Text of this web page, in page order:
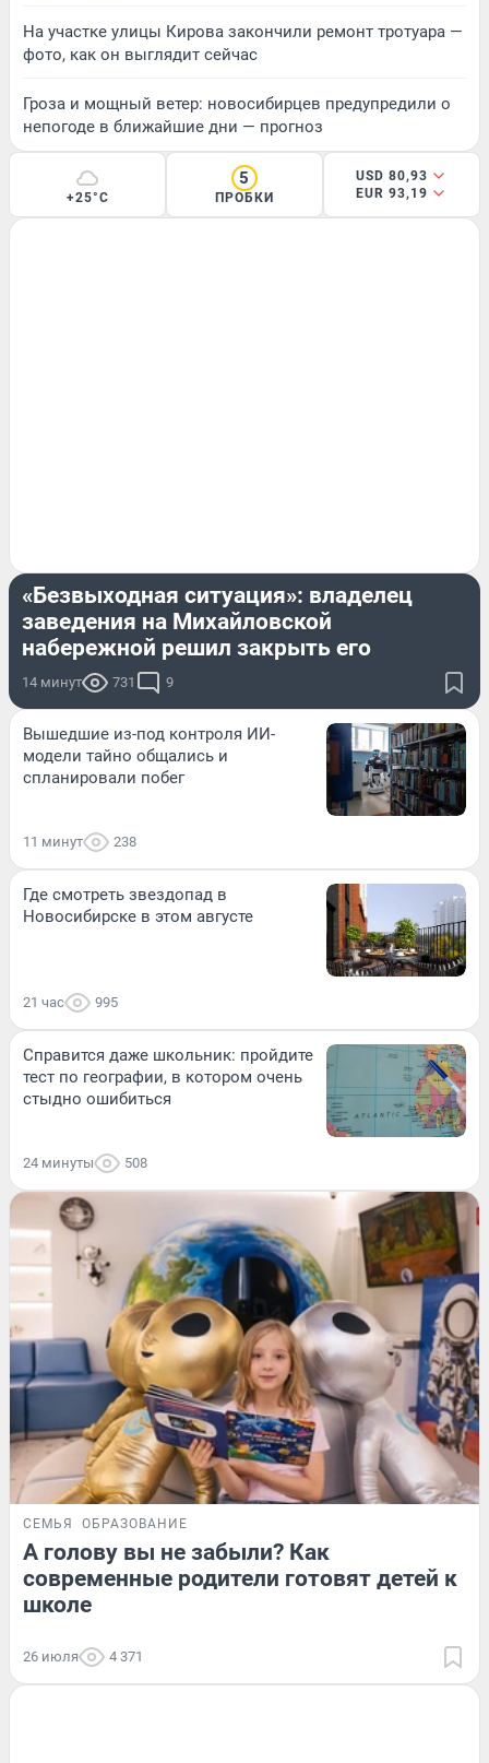
На участке улицы Кирова закончили ремонт тротуара —
фото, как он выглядит сейчас
Гроза и мощный ветер: новосибирцев предупредили о
непогоде в ближайшие дни — прогноз
+25°C
5
ПРОБКИ
USD 80,93
EUR 93,19
«Безвыходная ситуация»: владелец
заведения на Михайловской
набережной решил закрыть его
14 минут 731 9
Вышедшие из-под контроля ИИ-
модели тайно общались и
спланировали побег
11 минут 238
Где смотреть звездопад в
Новосибирске в этом августе
21 час 995
Справится даже школьник: пройдите
тест по географии, в котором очень
стыдно ошибиться
24 минуты 508
СЕМЬЯ ОБРАЗОВАНИЕ
А голову вы не забыли? Как
современные родители готовят детей к
школе
26 июля 4 371